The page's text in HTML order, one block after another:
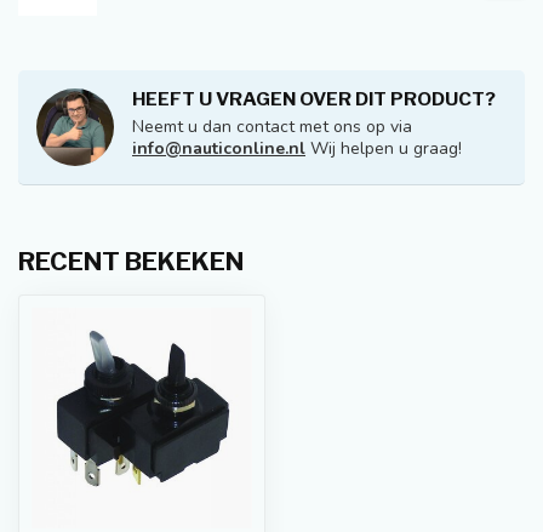
HEEFT U VRAGEN OVER DIT PRODUCT?
Neemt u dan contact met ons op via
info@nauticonline.nl Wij helpen u graag!
RECENT BEKEKEN